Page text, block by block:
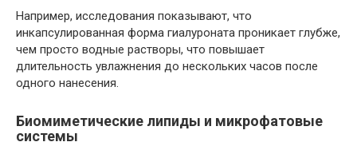
Например, исследования показывают, что
инкапсулированная форма гиалуроната проникает глубже,
чем просто водные растворы, что повышает
длительность увлажнения до нескольких часов после
одного нанесения.
Биомиметические липиды и микрофатовые
системы